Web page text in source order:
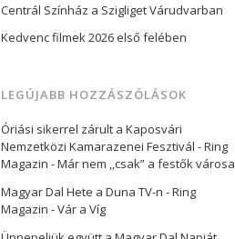
Centrál Színház a Szigliget Várudvarban
Kedvenc filmek 2026 első felében
LEGÚJABB HOZZÁSZÓLÁSOK
Óriási sikerrel zárult a Kaposvári
Nemzetközi Kamarazenei Fesztivál - Ring
Magazin -Már nem ,,csak” a festők városa
Magyar Dal Hete a Duna TV-n - Ring
Magazin -Vár a Víg